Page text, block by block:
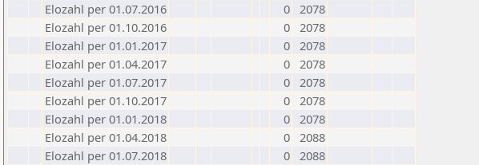
Elozahl per 01.07.2016
0 2078
Elozahl per 01.10.2016
0 2078
Elozahl per 01.01.2017
0 2078
Elozahl per 01.04.2017
0 2078
Elozahl per 01.07.2017
0 2078
Elozahl per 01.10.2017
0 2078
Elozahl per 01.01.2018
0 2078
Elozahl per 01.04.2018
0 2088
Elozahl per 01.07.2018
0 2088